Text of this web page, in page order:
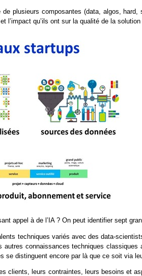
plusieurs composantes (data, algos,
l’impact qu’ils ont sur la qualité de la
appel à de l’IA ? On peut identifier sept
techniques variés avec des data-
connaissances techniques
distinguent encore par là que ce soit via
clients, leurs contraintes, leurs besoins et